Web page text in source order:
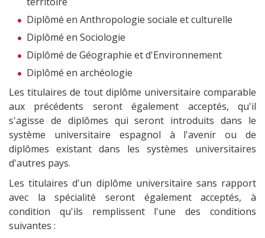
Diplômé en Anthropologie sociale et culturelle
Diplômé en Sociologie
Diplômé de Géographie et d'Environnement
Diplômé en archéologie
Les titulaires de tout diplôme universitaire comparable
aux précédents seront également acceptés, qu'il
s'agisse de diplômes qui seront introduits dans le
système universitaire espagnol à l'avenir ou de
diplômes existant dans les systèmes universitaires
d'autres pays.
Les titulaires d'un diplôme universitaire sans rapport
avec la spécialité seront également acceptés, à
condition qu'ils remplissent l'une des conditions
suivantes :